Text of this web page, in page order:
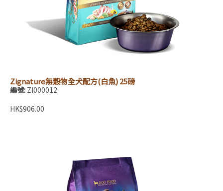
Zignature無穀物全犬配方(白魚) 25磅
編號: ZI000012
HK$906.00